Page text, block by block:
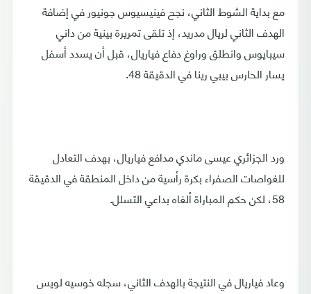
مع بداية الشوط الثاني، نجح فينيسيوس جونيور في إضافة
الهدف الثاني لريال مدريد، إذ تلقى تمريرة بينية من داني
سيبايوس وانطلق وراوغ دفاع فياريال، قبل أن يسدد أسفل
يسار الحارس بيبي رينا في الدقيقة 48.
ورد الجزائري عيسى ماندي مدافع فياريال، بهدف التعادل
للغواصات الصفراء بكرة رأسية من داخل المنطقة في الدقيقة
58، لكن حكم المباراة ألغاه بداعي التسلل.
وعاد فياريال في النتيجة بالهدف الثاني، سجله خوسيه لويس